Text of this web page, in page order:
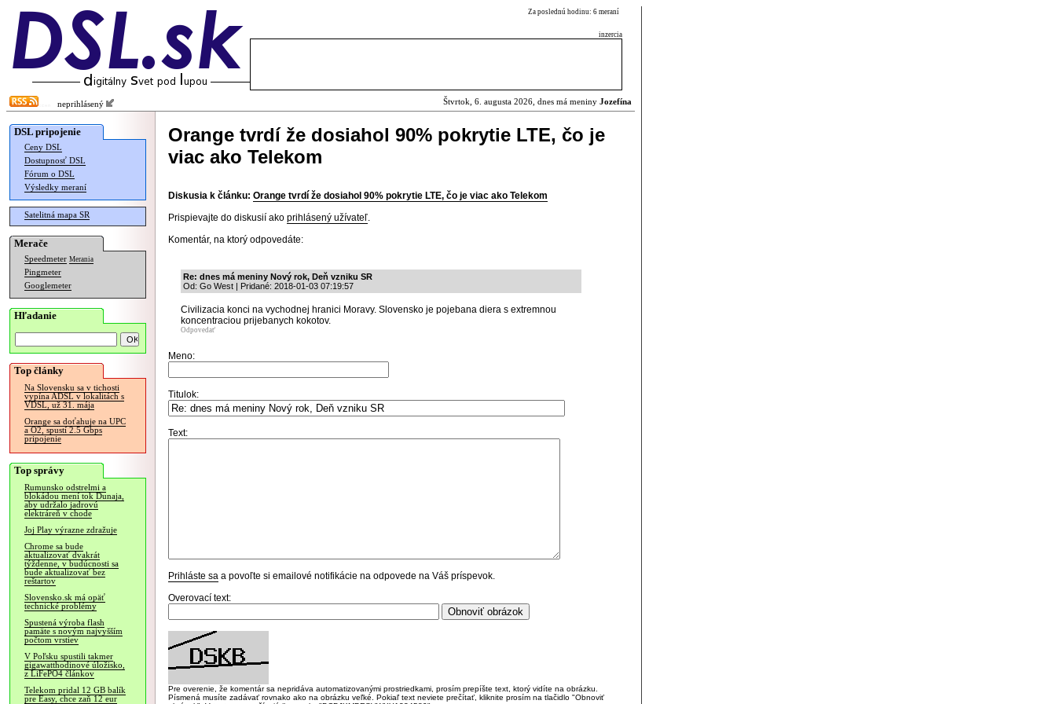
Za poslednú hodinu: 6 meraní
inzercia
neprihlásený Štvrtok, 6. augusta 2026, dnes má meniny Jozefína
DSL pripojenie
Ceny DSL
Dostupnosť DSL
Fórum o DSL
Výsledky meraní
Satelitná mapa SR
Merače
Speedmeter Merania
Pingmeter
Googlemeter
Hľadanie
Top články
Na Slovensku sa v tichosti
vypína ADSL v lokalitách s
VDSL, už 31. mája
Orange sa doťahuje na UPC
a O2, spustí 2.5 Gbps
pripojenie
Top správy
Rumunsko odstrelmi a
blokádou mení tok Dunaja,
aby udržalo jadrovú
elektráreň v chode
Joj Play výrazne zdražuje
Chrome sa bude
aktualizovať dvakrát
týždenne, v budúcnosti sa
bude aktualizovať bez
reštartov
Slovensko.sk má opäť
technické problémy
Spustená výroba flash
pamäte s novým najvyšším
počtom vrstiev
V Poľsku spustili takmer
gigawatthodinové úložisko,
z LiFePO4 článkov
Telekom pridal 12 GB balík
pre Easy, chce zaň 12 eur
Orange tvrdí že dosiahol 90% pokrytie LTE, čo je
viac ako Telekom
Diskusia k článku: Orange tvrdí že dosiahol 90% pokrytie LTE, čo je viac ako Telekom
Prispievajte do diskusií ako prihlásený užívateľ.
Komentár, na ktorý odpovedáte:
Re: dnes má meniny Nový rok, Deň vzniku SR
Od: Go West | Pridané: 2018-01-03 07:19:57
Civilizacia konci na vychodnej hranici Moravy. Slovensko je pojebana diera s extremnou
koncentraciou prijebanych kokotov.
Odpovedať
Meno:
Titulok:
Text:
Prihláste sa a povoľte si emailové notifikácie na odpovede na Váš príspevok.
Overovací text:
Pre overenie, že komentár sa nepridáva automatizovanými prostriedkami, prosím prepíšte text, ktorý vidíte na obrázku.
Písmená musíte zadávať rovnako ako na obrázku veľké. Pokiaľ text neviete prečítať, kliknite prosím na tlačidlo "Obnoviť